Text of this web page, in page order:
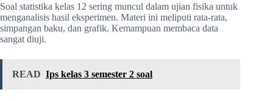
Soal statistika kelas 12 sering muncul dalam ujian fisika untuk
menganalisis hasil eksperimen. Materi ini meliputi rata-rata,
simpangan baku, dan grafik. Kemampuan membaca data
sangat diuji.
READ Ips kelas 3 semester 2 soal